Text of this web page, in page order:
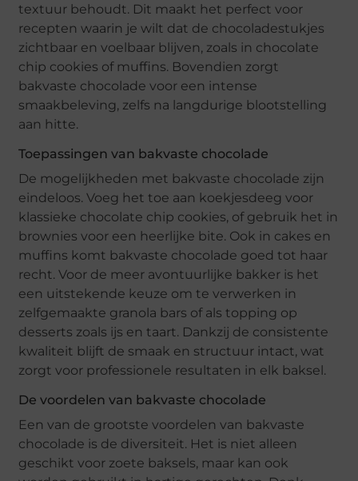
textuur behoudt. Dit maakt het perfect voor
recepten waarin je wilt dat de chocoladestukjes
zichtbaar en voelbaar blijven, zoals in chocolate
chip cookies of muffins. Bovendien zorgt
bakvaste chocolade voor een intense
smaakbeleving, zelfs na langdurige blootstelling
aan hitte.
Toepassingen van bakvaste chocolade
De mogelijkheden met bakvaste chocolade zijn
eindeloos. Voeg het toe aan koekjesdeeg voor
klassieke chocolate chip cookies, of gebruik het in
brownies voor een heerlijke bite. Ook in cakes en
muffins komt bakvaste chocolade goed tot haar
recht. Voor de meer avontuurlijke bakker is het
een uitstekende keuze om te verwerken in
zelfgemaakte granola bars of als topping op
desserts zoals ijs en taart. Dankzij de consistente
kwaliteit blijft de smaak en structuur intact, wat
zorgt voor professionele resultaten in elk baksel.
De voordelen van bakvaste chocolade
Een van de grootste voordelen van bakvaste
chocolade is de diversiteit. Het is niet alleen
geschikt voor zoete baksels, maar kan ook